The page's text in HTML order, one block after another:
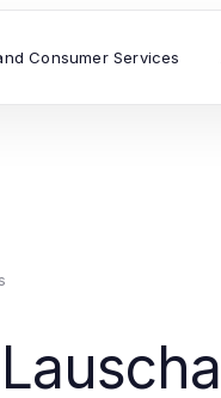
Consumer Services